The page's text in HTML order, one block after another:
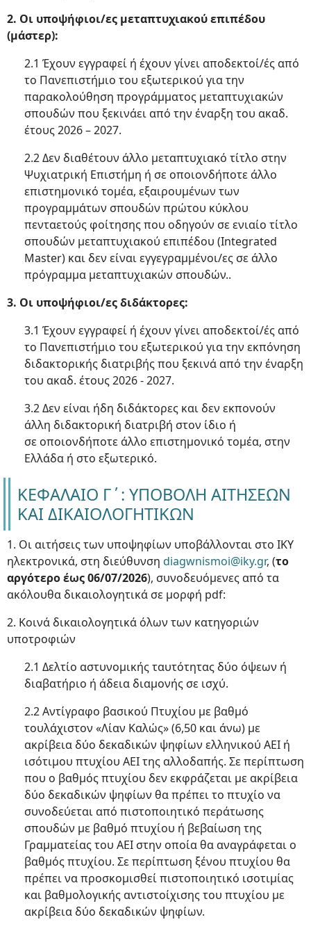
2. Οι υποψήφιοι/ες μεταπτυχιακού επιπέδου
(μάστερ):
2.1 Έχουν εγγραφεί ή έχουν γίνει αποδεκτοί/ές από
το Πανεπιστήμιο του εξωτερικού για την
παρακολούθηση προγράμματος μεταπτυχιακών
σπουδών που ξεκινάει από την έναρξη του ακαδ.
έτους 2026 – 2027.
2.2 Δεν διαθέτουν άλλο μεταπτυχιακό τίτλο στην
Ψυχιατρική Επιστήμη ή σε οποιονδήποτε άλλο
επιστημονικό τομέα, εξαιρουμένων των
προγραμμάτων σπουδών πρώτου κύκλου
πενταετούς φοίτησης που οδηγούν σε ενιαίο τίτλο
σπουδών μεταπτυχιακού επιπέδου (Integrated
Master) και δεν είναι εγγεγραμμένοι/ες σε άλλο
πρόγραμμα μεταπτυχιακών σπουδών..
3. Οι υποψήφιοι/ες διδάκτορες:
3.1 Έχουν εγγραφεί ή έχουν γίνει αποδεκτοί/ές από
το Πανεπιστήμιο του εξωτερικού για την εκπόνηση
διδακτορικής διατριβής που ξεκινά από την έναρξη
του ακαδ. έτους 2026 - 2027.
3.2 Δεν είναι ήδη διδάκτορες και δεν εκπονούν
άλλη διδακτορική διατριβή στον ίδιο ή
σε οποιονδήποτε άλλο επιστημονικό τομέα, στην
Ελλάδα ή στο εξωτερικό.
ΚΕΦΑΛΑΙΟ Γ΄: ΥΠΟΒΟΛΗ ΑΙΤΗΣΕΩΝ
ΚΑΙ ΔΙΚΑΙΟΛΟΓΗΤΙΚΩΝ
1. Οι αιτήσεις των υποψηφίων υποβάλλονται στο ΙΚΥ
ηλεκτρονικά, στη διεύθυνση diagwnismoi@iky.gr, (το
αργότερο έως 06/07/2026), συνοδευόμενες από τα
ακόλουθα δικαιολογητικά σε μορφή pdf:
2. Κοινά δικαιολογητικά όλων των κατηγοριών
υποτροφιών
2.1 Δελτίο αστυνομικής ταυτότητας δύο όψεων ή
διαβατήριο ή άδεια διαμονής σε ισχύ.
2.2 Αντίγραφο βασικού Πτυχίου με βαθμό
τουλάχιστον «Λίαν Καλώς» (6,50 και άνω) με
ακρίβεια δύο δεκαδικών ψηφίων ελληνικού ΑΕΙ ή
ισότιμου πτυχίου ΑΕΙ της αλλοδαπής. Σε περίπτωση
που ο βαθμός πτυχίου δεν εκφράζεται με ακρίβεια
δύο δεκαδικών ψηφίων θα πρέπει το πτυχίο να
συνοδεύεται από πιστοποιητικό περάτωσης
σπουδών με βαθμό πτυχίου ή βεβαίωση της
Γραμματείας του ΑΕΙ στην οποία θα αναγράφεται ο
βαθμός πτυχίου. Σε περίπτωση ξένου πτυχίου θα
πρέπει να προσκομισθεί πιστοποιητικό ισοτιμίας
και βαθμολογικής αντιστοίχισης του πτυχίου με
ακρίβεια δύο δεκαδικών ψηφίων.